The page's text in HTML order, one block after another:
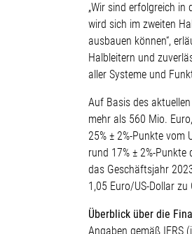
„Wir sind erfolgreich
wird sich im zweiten
ausbauen können“,
Halbleitern und
aller Systeme und
Auf Basis des
mehr als 560 Mio.
25% ± 2%-Punkte
rund 17% ± 2%-
das Geschäftsjahr
1,05 Euro/US-Dollar zu
Überblick über die
Angaben gemäß IFRS